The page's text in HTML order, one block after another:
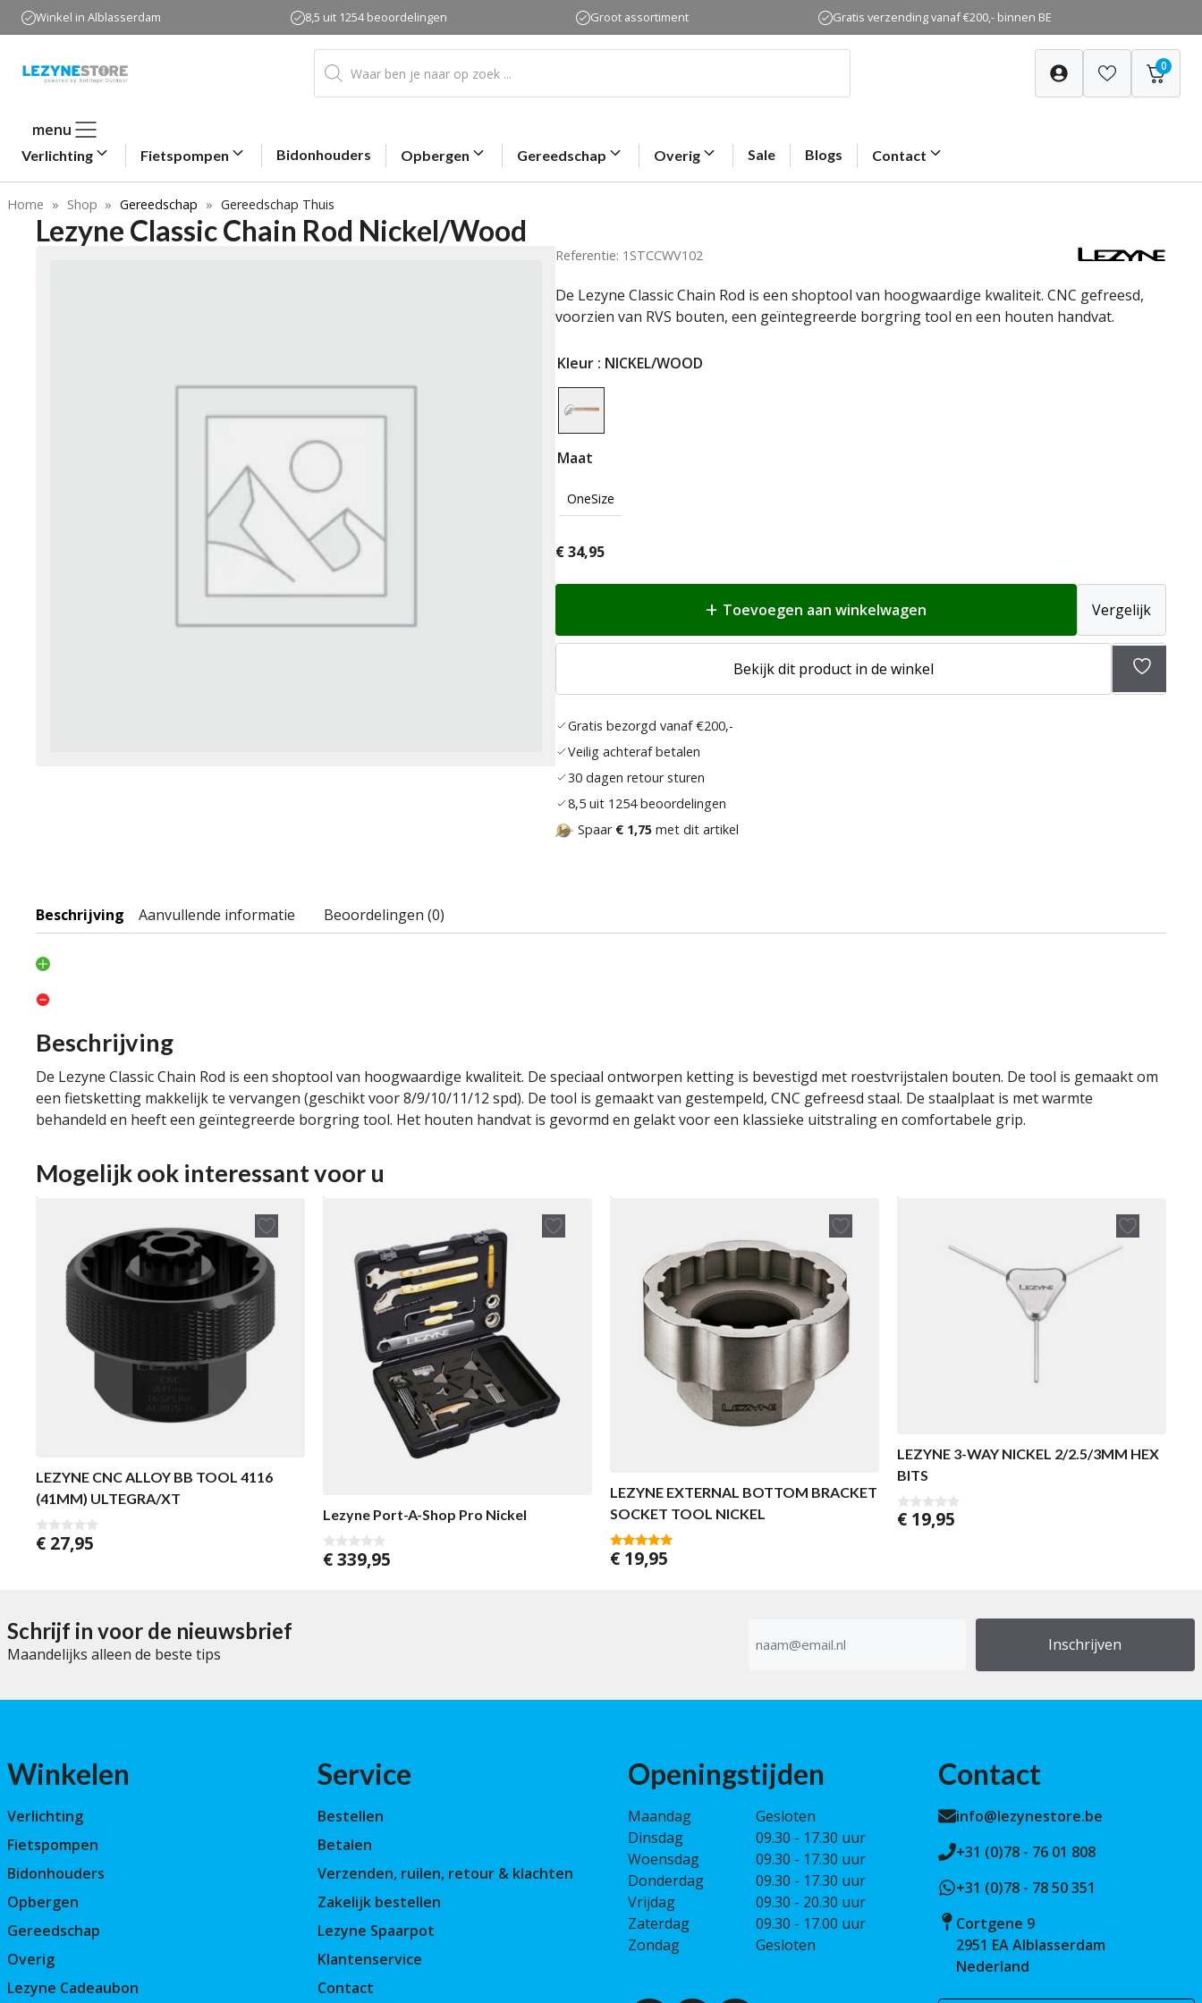
naar
inhoud
Winkel in Alblasserdam 8,5 uit 1254 beoordelingen Groot assortiment Gratis verzending vanaf €200,- binnen BE
Producten
zoeken 0
menu
Verlichting Fietspompen Bidonhouders Opbergen Gereedschap Overig Sale Blogs Contact
Home » Shop » Gereedschap » Gereedschap Thuis
Lezyne Classic Chain Rod Nickel/Wood
Referentie: 1STCCWV102
De Lezyne Classic Chain Rod is een shoptool van hoogwaardige kwaliteit. CNC gefreesd,
voorzien van RVS bouten, een geïntegreerde borgring tool en een houten handvat.
Kleur : NICKEL/WOOD
Maat
OneSize
€34,95
Toevoegen aan winkelwagen Vergelijk
Bekijk dit product in de winkel
Gratis bezorgd vanaf €200,-
Veilig achteraf betalen
30 dagen retour sturen
8,5 uit 1254 beoordelingen
Spaar € 1,75 met dit artikel
Beschrijving Aanvullende informatie Beoordelingen (0)
Beschrijving
De Lezyne Classic Chain Rod is een shoptool van hoogwaardige kwaliteit. De speciaal ontworpen ketting is bevestigd met roestvrijstalen bouten. De tool is gemaakt om
een fietsketting makkelijk te vervangen (geschikt voor 8/9/10/11/12 spd). De tool is gemaakt van gestempeld, CNC gefreesd staal. De staalplaat is met warmte
behandeld en heeft een geïntegreerde borgring tool. Het houten handvat is gevormd en gelakt voor een klassieke uitstraling en comfortabele grip.
Mogelijk ook interessant voor u
LEZYNE CNC ALLOY BB TOOL 4116
(41MM) ULTEGRA/XT
0
€ 27,95
Lezyne Port-A-Shop Pro Nickel
0
v
€339,95
LEZYNE EXTERNAL BOTTOM BRACKET
SOCKET TOOL NICKEL
5.00
van 5
€ 19,95
LEZYNE 3-WAY NICKEL 2/2.5/3MM HEX
BITS
0
€ 19,95
Schrijf in voor de nieuwsbrief
Maandelijks alleen de beste tips
mailadres
Winkelen
Verlichting
Fietspompen
Bidonhouders
Opbergen
Gereedschap
Overig
Lezyne Cadeaubon
Service
Bestellen
Betalen
Verzenden, ruilen, retour & klachten
Zakelijk bestellen
Lezyne Spaarpot
Klantenservice
Contact
Openingstijden
Maandag
Gesloten
Dinsdag
09.30 - 17.30 uur
Woensdag
09.30 - 17.30 uur
Donderdag
09.30 - 17.30 uur
Vrijdag
09.30 - 20.30 uur
Zaterdag
09.30 - 17.00 uur
Zondag
Gesloten
Contact
info@lezynestore.be
+31 (0)78 - 76 01 808
+31 (0)78 - 78 50 351
Cortgene 9
2951 EA Alblasserdam
Nederland